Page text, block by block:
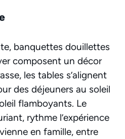
banquettes douillettes
composent un décor
les tables s’alignent
des déjeuners au soleil
flamboyants. Le
rythme l’expérience
en famille, entre